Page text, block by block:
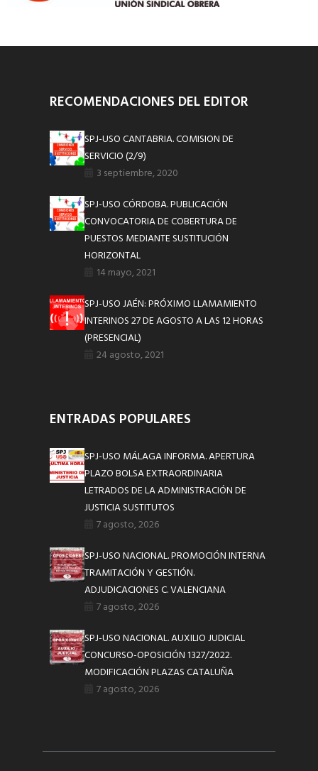
RECOMENDACIONES DEL EDITOR
SPJ-USO CANTABRIA. COMISION DE
SERVICIO (2/9)
3 septiembre, 2020
SPJ-USO CÓRDOBA. PUBLICACIÓN
CONVOCATORIA DE COBERTURA DE
PUESTOS MEDIANTE SUSTITUCIÓN
HORIZONTAL
14 mayo, 2021
SPJ-USO JAÉN: PRÓXIMO LLAMAMIENTO
INTERINOS 27 DE AGOSTO A LAS 12 HORAS
(PRESENCIAL)
24 agosto, 2021
ENTRADAS POPULARES
SPJ-USO MÁLAGA INFORMA. APERTURA
PLAZO BOLSA EXTRAORDINARIA
LETRADOS DE LA ADMINISTRACIÓN DE
JUSTICIA SUSTITUTOS
7 agosto, 2026
SPJ-USO NACIONAL. PROMOCIÓN INTERNA
TRAMITACIÓN Y GESTIÓN.
ADJUDICACIONES C. VALENCIANA
7 agosto, 2026
SPJ-USO NACIONAL. AUXILIO JUDICIAL
CONCURSO-OPOSICIÓN 1327/2022.
MODIFICACIÓN PLAZAS CATALUÑA
7 agosto, 2026